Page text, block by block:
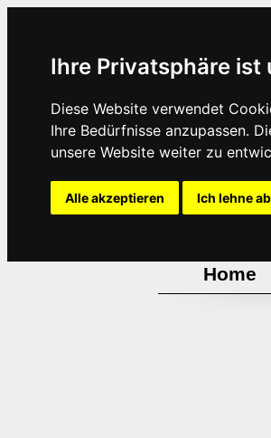
Ihre Privatsphäre ist
Diese Website verwendet
Ihre Bedürfnisse anzupassen.
unsere Website weiter zu
Alle akzeptieren Ich lehne ab
Home